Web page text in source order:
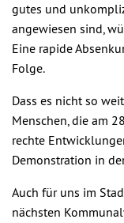
gutes und
angewiesen sind,
Eine rapide
Folge.
Dass es nicht so
Menschen, die am
rechte
Demonstration in
Auch für uns im
nächsten